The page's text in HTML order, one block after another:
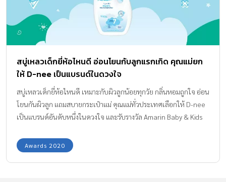
สบู่เหลวเด็กยี่ห้อไหนดี อ่อนโยนกับลูกแรกเกิด คุณแม่ยก
ให้ D-nee เป็นแบรนด์ในดวงใจ
สบู่เหลวเด็กยี่ห้อไหนดี เหมาะกับผิวลูกน้อยทุกวัย กลิ่นหอมถูกใจ อ่อน
โยนกันผิวลูก แถมสบายกระเป๋าแม่ คุณแม่ทั่วประเทศเลือกให้ D-nee
เป็นแบรนด์อันดับหนึ่งในดวงใจ และรับรางวัล Amarin Baby & Kids
อาบน้ำลูกน้อยเป็นหนึ่งกิจกรรมสำคัญของทุกวัน สบู่เหลวจึงต้องเลือก
อย่างดี เพราะสัมผัสกับผิวลูกน้อยโดยตรง นอกจากจะช่วยทำความ
Awards 2020